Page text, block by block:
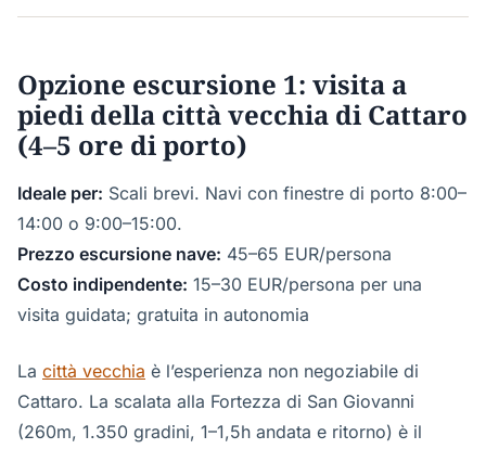
Opzione escursione 1: visita a
piedi della città vecchia di Cattaro
(4–5 ore di porto)
Ideale per: Scali brevi. Navi con finestre di porto 8:00–
14:00 o 9:00–15:00.
Prezzo escursione nave: 45–65 EUR/persona
Costo indipendente: 15–30 EUR/persona per una
visita guidata; gratuita in autonomia
La città vecchia è l’esperienza non negoziabile di
Cattaro. La scalata alla Fortezza di San Giovanni
(260m, 1.350 gradini, 1–1,5h andata e ritorno) è il